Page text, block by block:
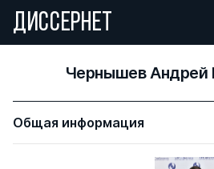
ДИССЕРНЕТ
Чернышев Андрей
Общая информация